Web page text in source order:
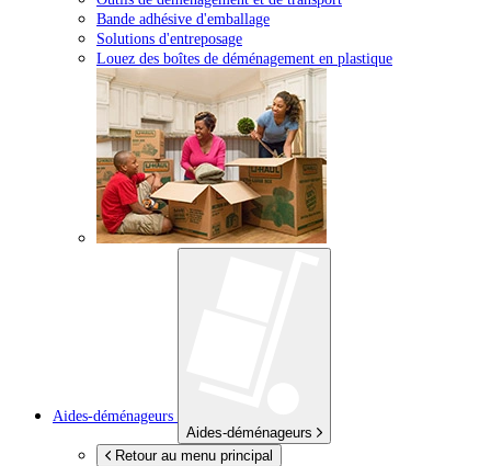
Bande adhésive d'emballage
Solutions d'entreposage
Louez des boîtes de déménagement en plastique
Aides-déménageurs
Aides-déménageurs
Retour au menu principal